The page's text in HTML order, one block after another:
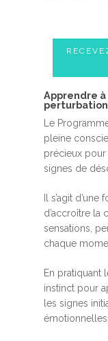
A​pprendre
Le
pleine
précieux
signes de
Il s’agit
d’accroître la
sensations,
chaque
En pratiquant
instinct pour
les signes
émotionnelles.